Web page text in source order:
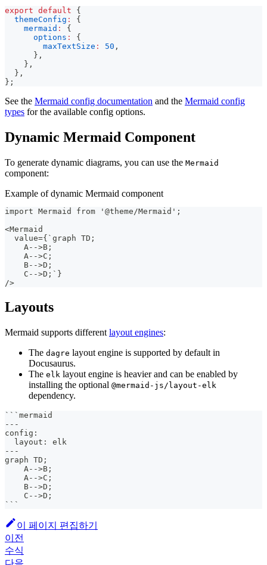
export default
{
themeConfig :
{
mermaid :
{
options :
{
maxTextSize : 50 ,
} ,
} ,
} ,
} ;
See the Mermaid config documentation and the Mermaid config
types for the available config options.
Dynamic Mermaid Component
To generate dynamic diagrams, you can use the Mermaid
component:
Example of dynamic Mermaid component
import Mermaid from '@theme/Mermaid';
<Mermaid
  value={`graph TD;
    A-->B;
    A-->C;
    B-->D;
    C-->D;`}
/>
Layouts
Mermaid supports different layout engines:
The dagre layout engine is supported by default in
Docusaurus.
The elk layout engine is heavier and can be enabled by
installing the optional @mermaid-js/layout-elk
dependency.
``` mermaid
---
config:
  layout: elk
---
graph TD;
    A-->B;
    A-->C;
    B-->D;
    C-->D;
```
이 페이지 편집하기
이전
수식
다음